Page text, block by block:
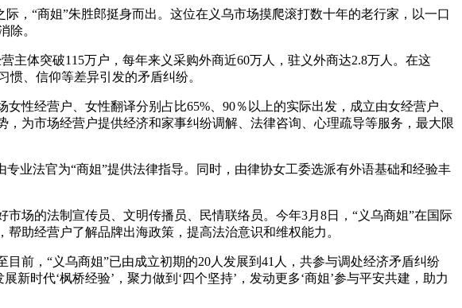
，“商姐”朱胜郎挺身而出。这位在义乌市场摸爬滚打数十年的老行家，以一口
除。
主体突破115万户，每年来义采购外商近60万人，驻义外商达2.8万人。在这
、信仰等差异引发的矛盾纠纷。
性经营户、女性翻译分别占比65%、90％以上的实际出发，成立由女经营户、
为市场经营户提供经济和家事纠纷调解、法律咨询、心理疏导等服务，最大限
业法官为“商姐”提供法律指导。同时，由律协女工委选派有外语基础和经验丰
场的法制宣传员、文明传播员、民情联络员。今年3月8日，“义乌商姐”在国际
助经营户了解品牌出海政策，提高法治意识和维权能力。
前，“义乌商姐”已由成立初期的20人发展到41人，共参与调处经济矛盾纠纷
时代‘枫桥经验’，聚力做到‘四个坚持’，发动更多‘商姐’参与平安共建，助力